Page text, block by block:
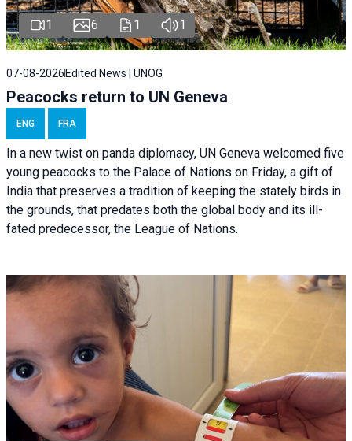
1 6 1 1
07-08-2026 Edited News | UNOG
Peacocks return to UN Geneva
ENG FRA
In a new twist on panda diplomacy, UN Geneva welcomed five
young peacocks to the Palace of Nations on Friday, a gift of
India that preserves a tradition of keeping the stately birds in
the grounds, that predates both the global body and its ill-
fated predecessor, the League of Nations.